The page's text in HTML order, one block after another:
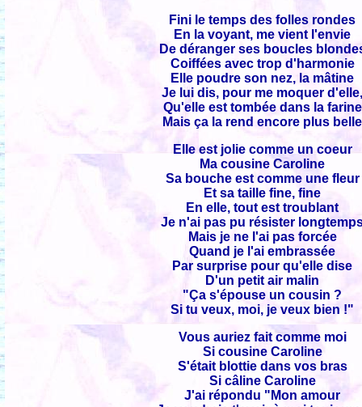
Fini le temps des folles rondes
En la voyant, me vient l'envie
De déranger ses boucles
Coiffées avec trop d'harmonie
Elle poudre son nez, la mâtine
Je lui dis, pour me moquer
Qu'elle est tombée dans la farine
Mais ça la rend encore plus belle
Elle est jolie comme un coeur
Ma cousine Caroline
Sa bouche est comme une fleur
Et sa taille fine, fine
En elle, tout est troublant
Je n'ai pas pu résister
Mais je ne l'ai pas forcée
Quand je l'ai embrassée
Par surprise pour qu'elle dise
D'un petit air malin
"Ça s'épouse un cousin ?
Si tu veux, moi, je veux bien !"
Vous auriez fait comme moi
Si cousine Caroline
S'était blottie dans vos bras
Si câline Caroline
J'ai répondu "Mon amour